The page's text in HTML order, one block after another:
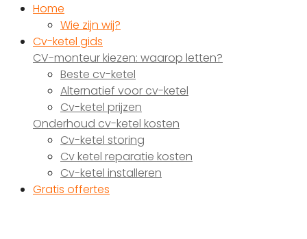
Home
Wie zijn wij?
Cv-ketel gids
CV-monteur kiezen: waarop letten?
Beste cv-ketel
Alternatief voor cv-ketel
Cv-ketel prijzen
Onderhoud cv-ketel kosten
Cv-ketel storing
Cv ketel reparatie kosten
Cv-ketel installeren
Gratis offertes